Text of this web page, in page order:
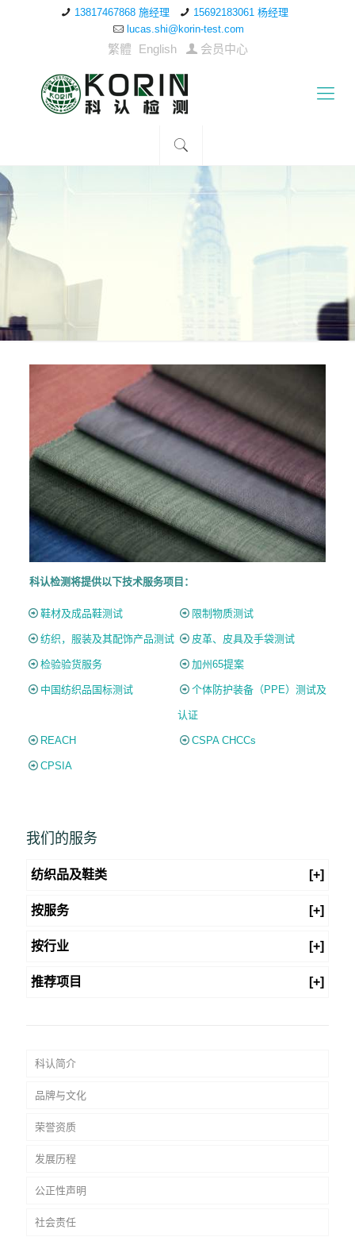
13817467868 施经理
15692183061 杨经理
lucas.shi@korin-test.com
繁體 English 会员中心
科认检测将提供以下技术服务项目：
鞋材及成品鞋测试 限制物质测试
纺织，服装及其配饰产品测试 皮革、皮具及手袋测试
检验验货服务 加州65提案
中国纺织品国标测试 个体防护装备（PPE）测试及
认证
REACH CSPA CHCCs
CPSIA
我们的服务
纺织品及鞋类 [+]
按服务 [+]
按行业 [+]
推荐项目 [+]
科认简介
品牌与文化
荣誉资质
发展历程
公正性声明
社会责任